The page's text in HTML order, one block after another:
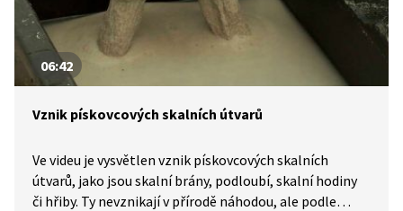
06:42
Vznik pískovcových skalních útvarů
Ve videu je vysvětlen vznik pískovcových skalních
útvarů, jako jsou skalní brány, podloubí, skalní hodiny
či hřiby. Ty nevznikají v přírodě náhodou, ale podle